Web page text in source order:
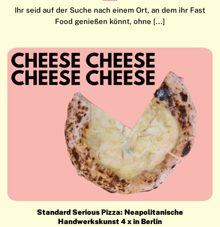
Ihr seid auf der Suche nach einem Ort, an dem ihr Fast
Food genießen könnt, ohne [...]
Standard Serious Pizza: Neapolitanische
Handwerkskunst 4 x in Berlin